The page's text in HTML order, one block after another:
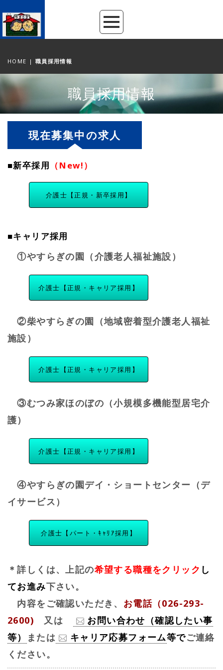
HOME | 職員採用情報
職員採用情報
現在募集中の求人
■新卒採用 （New!）
介護士【正規・新卒採用】
■キャリア採用
①やすらぎの園（介護老人福祉施設）
介護士【正規・キャリア採用】
②柴やすらぎの園（地域密着型介護老人福祉
施設）
介護士【正規・キャリア採用】
③むつみ家ほのぼの（小規模多機能型居宅介
護）
介護士【正規・キャリア採用】
④やすらぎの園デイ・ショートセンター（デ
イサービス）
介護士【パート・ｷｬﾘｱ採用】
＊詳しくは、上記の希望する職種をクリック し
てお進み下さい。
内容をご確認いただき、 お電話（026-293-
2600) 又は
お問い合わせ（確認したい事
等）
または キャリア応募フォーム等でご連絡
ください。